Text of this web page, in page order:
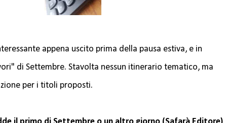
appena uscito prima della pausa estiva, e in
di Settembre. Stavolta nessun itinerario tematico, ma
per i titoli proposti.